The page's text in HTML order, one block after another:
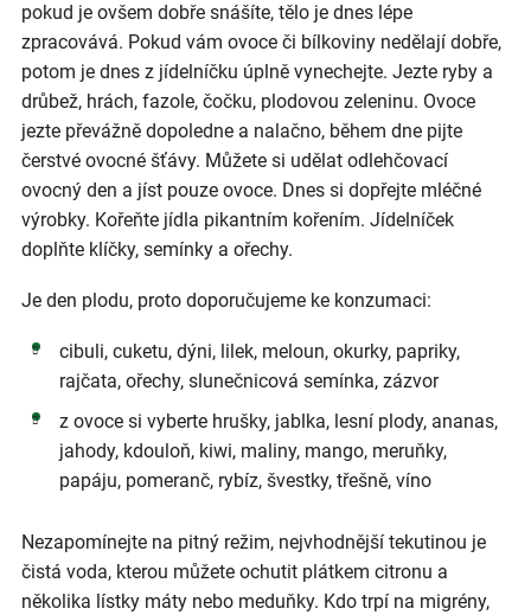
pokud je ovšem dobře snášíte, tělo je dnes lépe
zpracovává. Pokud vám ovoce či bílkoviny nedělají dobře,
potom je dnes z jídelníčku úplně vynechejte. Jezte ryby a
drůbež, hrách, fazole, čočku, plodovou zeleninu. Ovoce
jezte převážně dopoledne a nalačno, během dne pijte
čerstvé ovocné šťávy. Můžete si udělat odlehčovací
ovocný den a jíst pouze ovoce. Dnes si dopřejte mléčné
výrobky. Kořeňte jídla pikantním kořením. Jídelníček
doplňte klíčky, semínky a ořechy.
Je den plodu, proto doporučujeme ke konzumaci:
cibuli, cuketu, dýni, lilek, meloun, okurky, papriky,
rajčata, ořechy, slunečnicová semínka, zázvor
z ovoce si vyberte hrušky, jablka, lesní plody, ananas,
jahody, kdouloň, kiwi, maliny, mango, meruňky,
papáju, pomeranč, rybíz, švestky, třešně, víno
Nezapomínejte na pitný režim, nejvhodnější tekutinou je
čistá voda, kterou můžete ochutit plátkem citronu a
několika lístky máty nebo meduňky. Kdo trpí na migrény,